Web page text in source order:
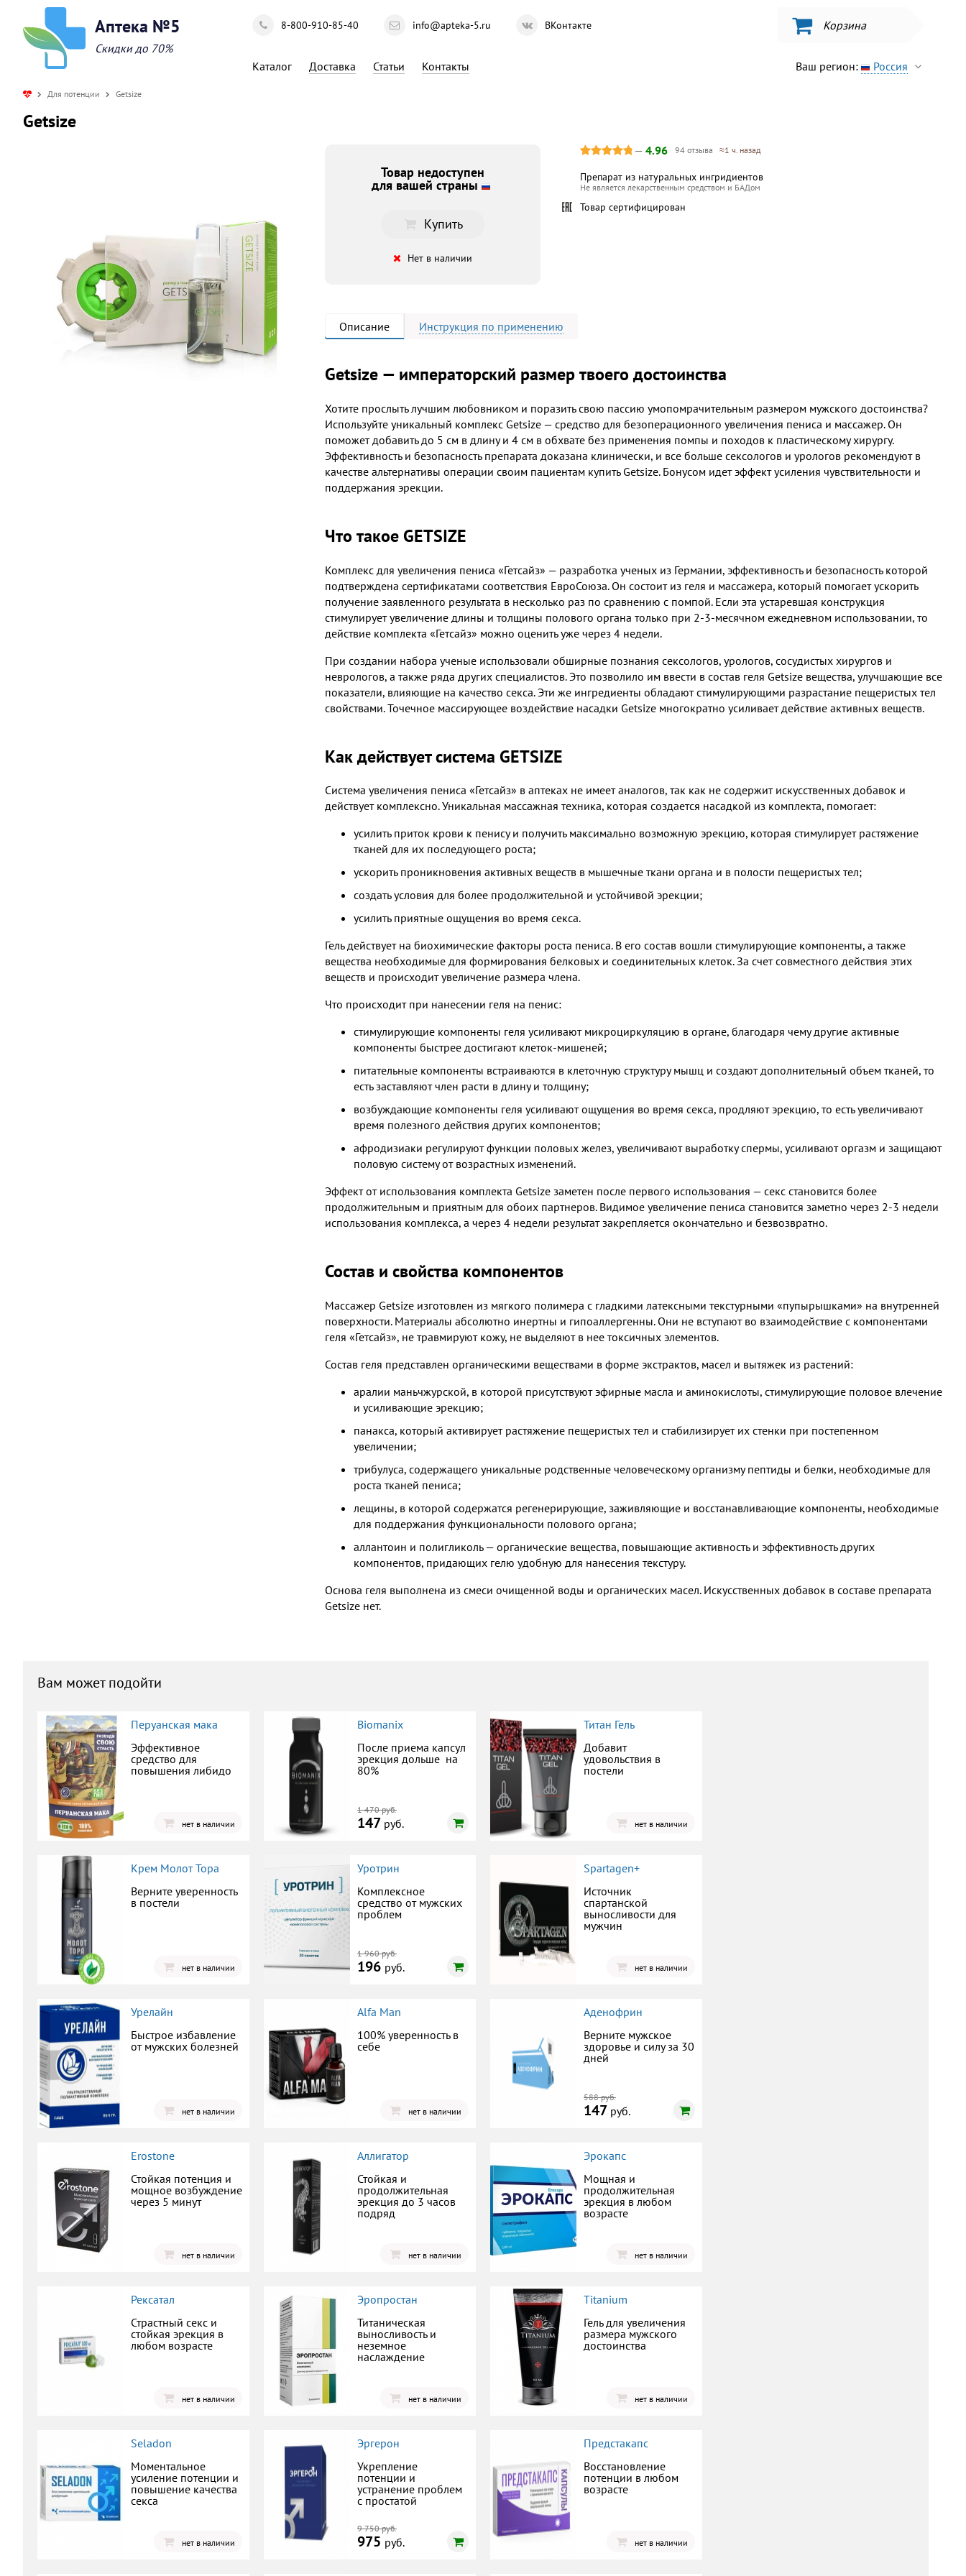
Аптека №5
Скидки до 70%
8-800-910-85-40 info@apteka-5.ru ВКонтакте Корзина
Каталог Доставка Статьи Контакты Ваш регион: Россия
Для потенции Getsize
Getsize
Товар недоступен
для вашей страны
Купить
Нет в наличии
— 4.96 94 отзыва ≈1 ч. назад
Препарат из натуральных ингридиентов
Не является лекарственным средством и БАДом
Товар сертифицирован
Описание Инструкция по применению
Getsize — императорский размер твоего достоинства
Хотите прослыть лучшим любовником и поразить свою пассию умопомрачительным размером мужского достоинства?
Используйте уникальный комплекс Getsize — средство для безоперационного увеличения пениса и массажер. Он
поможет добавить до 5 см в длину и 4 см в обхвате без применения помпы и походов к пластическому хирургу.
Эффективность и безопасность препарата доказана клинически, и все больше сексологов и урологов рекомендуют в
качестве альтернативы операции своим пациентам купить Getsize. Бонусом идет эффект усиления чувствительности и
поддержания эрекции.
Что такое GETSIZE
Комплекс для увеличения пениса «Гетсайз» — разработка ученых из Германии, эффективность и безопасность которой
подтверждена сертификатами соответствия ЕвроСоюза. Он состоит из геля и массажера, который помогает ускорить
получение заявленного результата в несколько раз по сравнению с помпой. Если эта устаревшая конструкция
стимулирует увеличение длины и толщины полового органа только при 2-3-месячном ежедневном использовании, то
действие комплекта «Гетсайз» можно оценить уже через 4 недели.
При создании набора ученые использовали обширные познания сексологов, урологов, сосудистых хирургов и
неврологов, а также ряда других специалистов. Это позволило им ввести в состав геля Getsize вещества, улучшающие все
показатели, влияющие на качество секса. Эти же ингредиенты обладают стимулирующими разрастание пещеристых тел
свойствами. Точечное массирующее воздействие насадки Getsize многократно усиливает действие активных веществ.
Как действует система GETSIZE
Система увеличения пениса «Гетсайз» в аптеках не имеет аналогов, так как не содержит искусственных добавок и
действует комплексно. Уникальная массажная техника, которая создается насадкой из комплекта, помогает:
усилить приток крови к пенису и получить максимально возможную эрекцию, которая стимулирует растяжение
тканей для их последующего роста;
ускорить проникновения активных веществ в мышечные ткани органа и в полости пещеристых тел;
создать условия для более продолжительной и устойчивой эрекции;
усилить приятные ощущения во время секса.
Гель действует на биохимические факторы роста пениса. В его состав вошли стимулирующие компоненты, а также
вещества необходимые для формирования белковых и соединительных клеток. За счет совместного действия этих
веществ и происходит увеличение размера члена.
Что происходит при нанесении геля на пенис:
стимулирующие компоненты геля усиливают микроциркуляцию в органе, благодаря чему другие активные
компоненты быстрее достигают клеток-мишеней;
питательные компоненты встраиваются в клеточную структуру мышц и создают дополнительный объем тканей, то
есть заставляют член расти в длину и толщину;
возбуждающие компоненты геля усиливают ощущения во время секса, продляют эрекцию, то есть увеличивают
время полезного действия других компонентов;
афродизиаки регулируют функции половых желез, увеличивают выработку спермы, усиливают оргазм и защищают
половую систему от возрастных изменений.
Эффект от использования комплекта Getsize заметен после первого использования — секс становится более
продолжительным и приятным для обоих партнеров. Видимое увеличение пениса становится заметно через 2-3 недели
использования комплекса, а через 4 недели результат закрепляется окончательно и безвозвратно.
Состав и свойства компонентов
Массажер Getsize изготовлен из мягкого полимера с гладкими латексными текстурными «пупырышками» на внутренней
поверхности. Материалы абсолютно инертны и гипоаллергенны. Они не вступают во взаимодействие с компонентами
геля «Гетсайз», не травмируют кожу, не выделяют в нее токсичных элементов.
Состав геля представлен органическими веществами в форме экстрактов, масел и вытяжек из растений:
аралии маньчжурской, в которой присутствуют эфирные масла и аминокислоты, стимулирующие половое влечение
и усиливающие эрекцию;
панакса, который активирует растяжение пещеристых тел и стабилизирует их стенки при постепенном
увеличении;
трибулуса, содержащего уникальные родственные человеческому организму пептиды и белки, необходимые для
роста тканей пениса;
лещины, в которой содержатся регенерирующие, заживляющие и восстанавливающие компоненты, необходимые
для поддержания функциональности полового органа;
аллантоин и полигликоль — органические вещества, повышающие активность и эффективность других
компонентов, придающих гелю удобную для нанесения текстуру.
Основа геля выполнена из смеси очищенной воды и органических масел. Искусственных добавок в составе препарата
Getsize нет.
Вам может подойти
Перуанская мака
Эффективное
средство для
повышения либидо
нет в наличии
Biomanix
После приема капсул
эрекция дольше на
80%
1 470 руб.
147 руб.
Титан Гель
Добавит
удовольствия в
постели
нет в наличии
Крем Молот Тора
Верните уверенность
в постели
нет в наличии
Уротрин
Комплексное
средство от мужских
проблем
1 960 руб.
196 руб.
Spartagen+
Источник
спартанской
выносливости для
мужчин
нет в наличии
Урелайн
Быстрое избавление
от мужских болезней
нет в наличии
Alfa Man
100% уверенность в
себе
нет в наличии
Аденофрин
Верните мужское
здоровье и силу за 30
дней
588 руб.
147 руб.
Erostone
Стойкая потенция и
мощное возбуждение
через 5 минут
нет в наличии
Аллигатор
Стойкая и
продолжительная
эрекция до 3 часов
подряд
нет в наличии
Эрокапс
Мощная и
продолжительная
эрекция в любом
возрасте
нет в наличии
Рексатал
Страстный секс и
стойкая эрекция в
любом возрасте
нет в наличии
Эропростан
Титаническая
выносливость и
неземное
наслаждение
нет в наличии
Titanium
Гель для увеличения
размера мужского
достоинства
нет в наличии
Seladon
Моментальное
усиление потенции и
повышение качества
секса
нет в наличии
Эргерон
Укрепление
потенции и
устранение проблем
с простатой
9 750 руб.
975 руб.
Предстакапс
Восстановление
потенции в любом
возрасте
нет в наличии